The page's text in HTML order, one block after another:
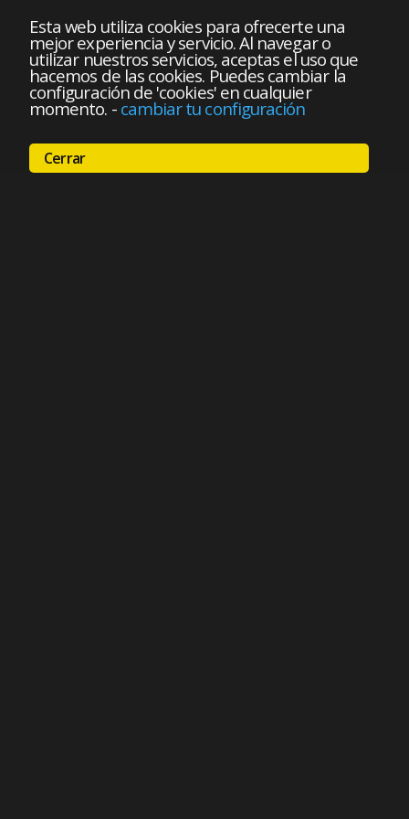
Esta web utiliza cookies para ofrecerte una
mejor experiencia y servicio. Al navegar o
utilizar nuestros servicios, aceptas el uso que
hacemos de las cookies. Puedes cambiar la
configuración de 'cookies' en cualquier
momento. - cambiar tu configuración
Cerrar